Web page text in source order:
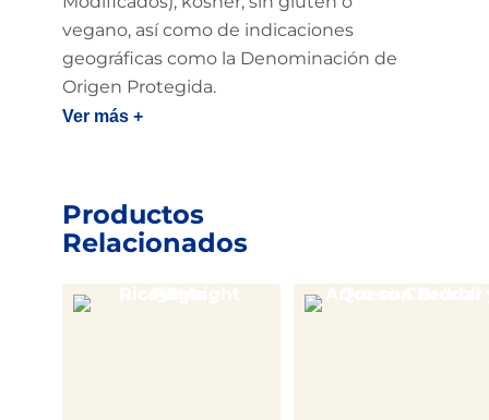
vegano, así como de indicaciones
geográficas como la Denominación de
Origen Protegida.
Ver más +
Productos
Relacionados